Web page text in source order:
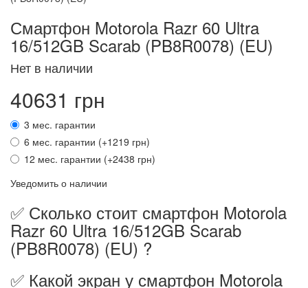
Смартфон Motorola Razr 60 Ultra
16/512GB Scarab (PB8R0078) (EU)
Нет в наличии
40631 грн
3 мес. гарантии
6 мес. гарантии (+1219 грн)
12 мес. гарантии (+2438 грн)
Уведомить о наличии
✅ Сколько стоит смартфон Motorola
Razr 60 Ultra 16/512GB Scarab
(PB8R0078) (EU) ?
✅ Какой экран у смартфон Motorola